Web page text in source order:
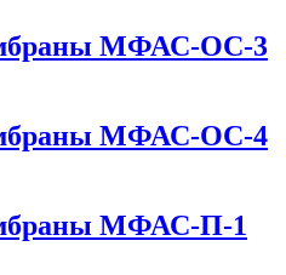
МФАС-ОС-3
МФАС-ОС-4
МФАС-П-1